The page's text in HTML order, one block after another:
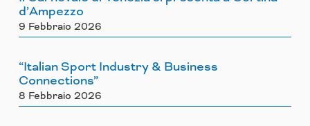
d’Ampezzo
9 Febbraio 2026
“Italian Sport Industry & Business
Connections”
8 Febbraio 2026